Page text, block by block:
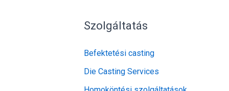
Szolgáltatás
Befektetési casting
Die Casting Services